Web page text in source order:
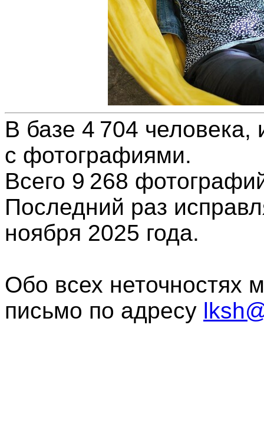
В базе 4 704 человека,
с фотографиями.
Всего 9 268
Последний раз
ноября 2025 года.
Обо всех неточностях
письмо по адресу